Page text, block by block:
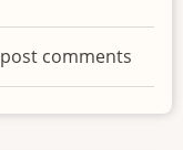
comments